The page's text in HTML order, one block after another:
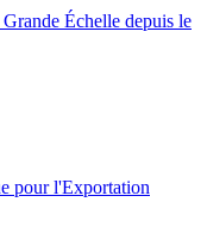
Échelle depuis le
pour l'Exportation